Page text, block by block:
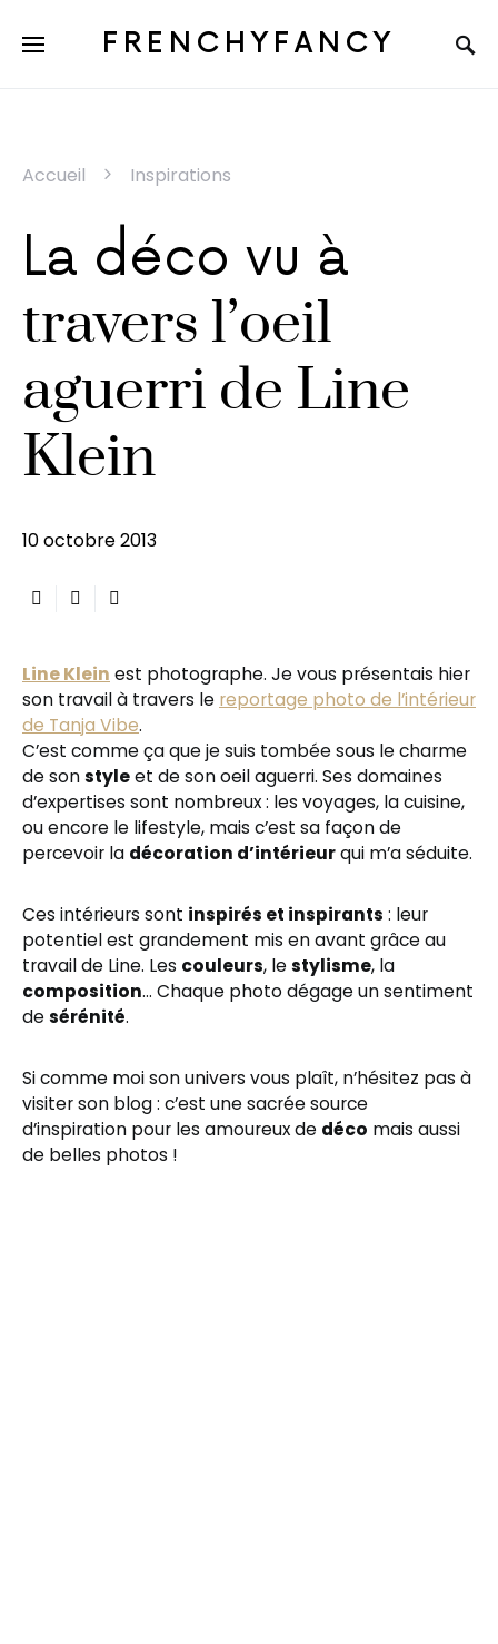
FRENCHYFANCY
Accueil Inspirations
La déco vu à
travers l’oeil
aguerri de Line
Klein
10 octobre 2013
Line Klein est photographe. Je vous présentais hier
son travail à travers le reportage photo de l’intérieur
de Tanja Vibe.
C’est comme ça que je suis tombée sous le charme
de sonstyleet de son oeil aguerri. Ses domaines
d’expertises sont nombreux : les voyages, la cuisine,
ou encore le lifestyle, mais c’est sa façon de
percevoir la décoration d’intérieurqui m’a séduite.
Ces intérieurs sont inspirés et inspirants : leur
potentiel est grandement mis en avant grâce au
travail de Line. Les couleurs, lestylisme, la
composition… Chaque photo dégage un sentiment
desérénité.
Si comme moi son univers vous plaît, n’hésitez pas à
visiter son blog : c’est une sacrée source
d’inspiration pour les amoureux de déco mais aussi
de belles photos !